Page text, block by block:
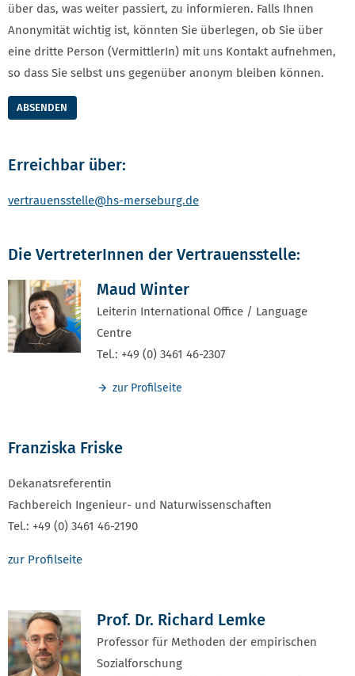
über das, was weiter passiert, zu informieren. Falls Ihnen
Anonymität wichtig ist, könnten Sie überlegen, ob Sie über
eine dritte Person (VermittlerIn) mit uns Kontakt aufnehmen,
so dass Sie selbst uns gegenüber anonym bleiben können.
ABSENDEN
Erreichbar über:
vertrauensstelle@hs-merseburg.de
Die VertreterInnen der Vertrauensstelle:
Maud Winter
Leiterin International Office / Language
Centre
Tel.: +49 (0) 3461 46-2307
zur Profilseite
Franziska Friske
Dekanatsreferentin
Fachbereich Ingenieur- und Naturwissenschaften
Tel.: +49 (0) 3461 46-2190
zur Profilseite
Prof. Dr. Richard Lemke
Professor für Methoden der empirischen
Sozialforschung